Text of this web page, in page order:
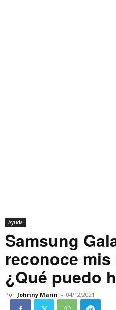
Ayuda
Samsung
reconoce
¿Qué puedo
Por Johnny Marin - 04/12/2021